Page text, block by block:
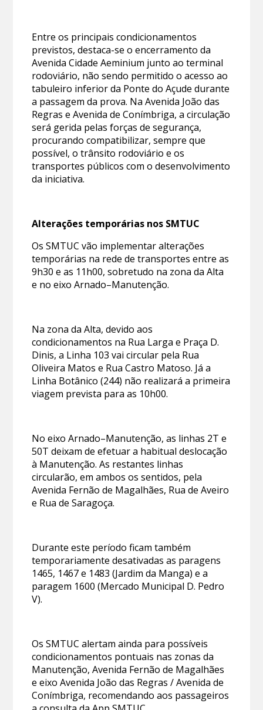
Entre os principais condicionamentos
previstos, destaca-se o encerramento da
Avenida Cidade Aeminium junto ao terminal
rodoviário, não sendo permitido o acesso ao
tabuleiro inferior da Ponte do Açude durante
a passagem da prova. Na Avenida João das
Regras e Avenida de Conímbriga, a circulação
será gerida pelas forças de segurança,
procurando compatibilizar, sempre que
possível, o trânsito rodoviário e os
transportes públicos com o desenvolvimento
da iniciativa.
Alterações temporárias nos SMTUC
Os SMTUC vão implementar alterações
temporárias na rede de transportes entre as
9h30 e as 11h00, sobretudo na zona da Alta
e no eixo Arnado–Manutenção.
Na zona da Alta, devido aos
condicionamentos na Rua Larga e Praça D.
Dinis, a Linha 103 vai circular pela Rua
Oliveira Matos e Rua Castro Matoso. Já a
Linha Botânico (244) não realizará a primeira
viagem prevista para as 10h00.
No eixo Arnado–Manutenção, as linhas 2T e
50T deixam de efetuar a habitual deslocação
à Manutenção. As restantes linhas
circularão, em ambos os sentidos, pela
Avenida Fernão de Magalhães, Rua de Aveiro
e Rua de Saragoça.
Durante este período ficam também
temporariamente desativadas as paragens
1465, 1467 e 1483 (Jardim da Manga) e a
paragem 1600 (Mercado Municipal D. Pedro
V).
Os SMTUC alertam ainda para possíveis
condicionamentos pontuais nas zonas da
Manutenção, Avenida Fernão de Magalhães
e eixo Avenida João das Regras / Avenida de
Conímbriga, recomendando aos passageiros